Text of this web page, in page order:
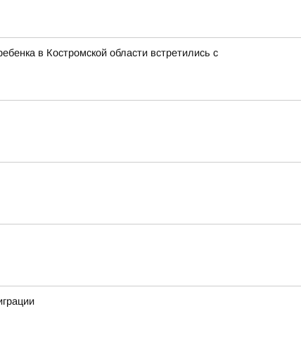
в Костромской области встретились с